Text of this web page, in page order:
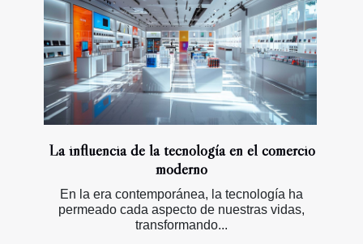
La influencia de la tecnología en el comercio
moderno
En la era contemporánea, la tecnología ha
permeado cada aspecto de nuestras vidas,
transformando...